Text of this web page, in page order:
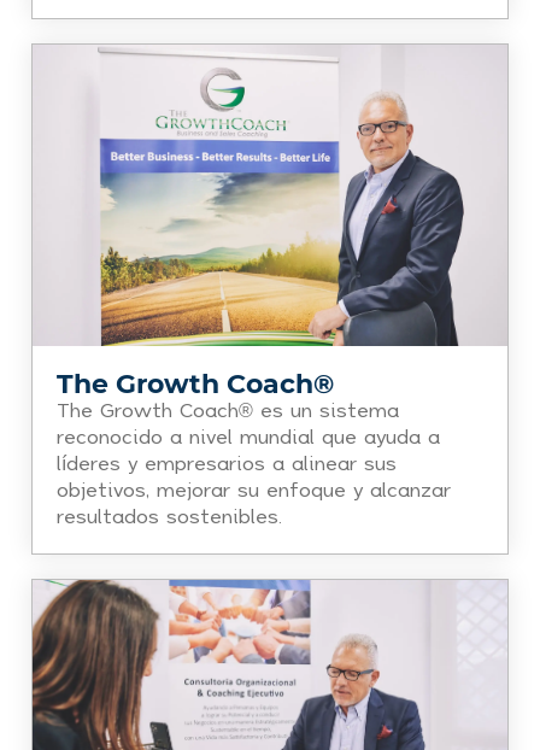
The Growth Coach®
The Growth Coach® es un sistema
reconocido a nivel mundial que ayuda a
líderes y empresarios a alinear sus
objetivos, mejorar su enfoque y alcanzar
resultados sostenibles.